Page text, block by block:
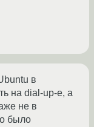
в
на dial-up-е, а
не в
было